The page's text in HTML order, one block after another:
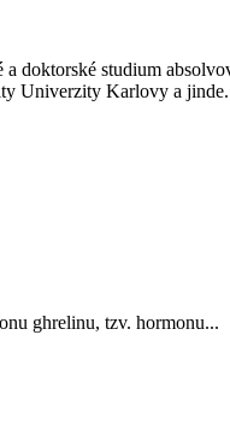
doktorské studium
Univerzity Karlovy a
ghrelinu, tzv. hormonu...